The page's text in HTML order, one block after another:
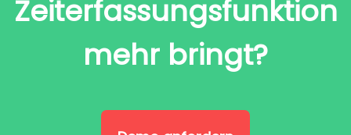
Zeiterfassungsfunktion
mehr bringt?